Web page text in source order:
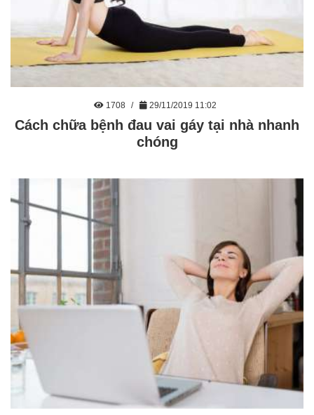
1708 29/11/2019 11:02
Cách chữa bệnh đau vai gáy tại nhà nhanh
chóng